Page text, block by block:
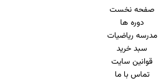
صفحه نخست
دوره ها
مدرسه ریاضیات
سبد خرید
قوانین سایت
تماس با ما